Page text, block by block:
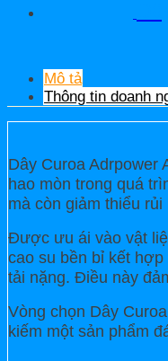
Mô tả
Thông tin doanh
Dây Curoa Adrpower
hao mòn trong quá
mà còn giảm thiểu
Được ưu ái vào vật
cao su bền bỉ kết
tải nặng. Điều này
Vòng chọn Dây
kiếm một sản phẩm